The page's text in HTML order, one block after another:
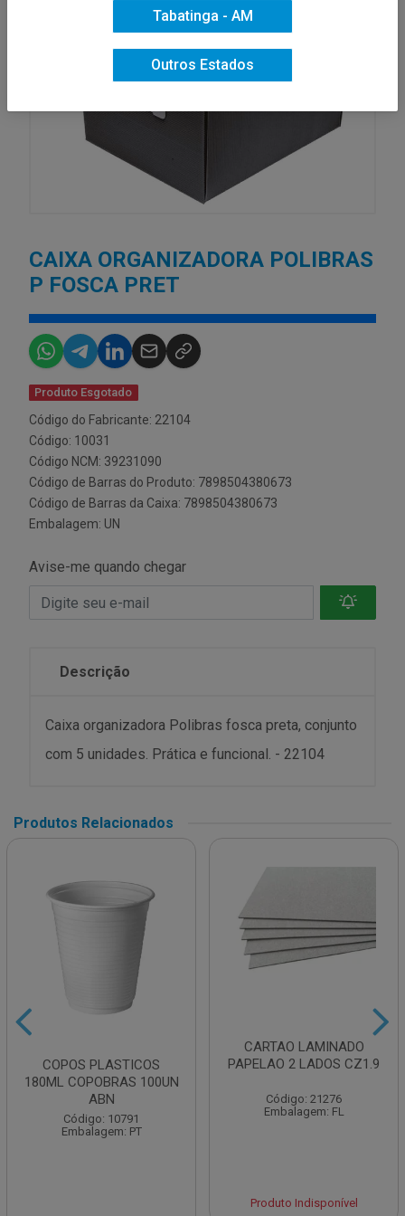
CAIXA ORGANIZADORA POLIBRAS
P FOSCA PRET
Produto Esgotado
Código do Fabricante: 22104
Código: 10031
Código NCM: 39231090
Código de Barras do Produto: 7898504380673
Código de Barras da Caixa: 7898504380673
Embalagem: UN
Avise-me quando chegar
Descrição
Caixa organizadora Polibras fosca preta, conjunto
com 5 unidades. Prática e funcional. - 22104
Produtos Relacionados
COPOS PLASTICOS
180ML COPOBRAS 100UN
ABN
Código: 10791
Embalagem: PT
CARTAO LAMINADO
PAPELAO 2 LADOS CZ1.9
Código: 21276
Embalagem: FL
Produto Indisponível
Tabatinga - AM
Outros Estados